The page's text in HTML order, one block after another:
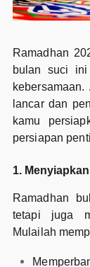
Ramadhan
bulan suci
lancar dan
kamu
persiapan
1.
Ramadhan
tetapi juga
Mulailah